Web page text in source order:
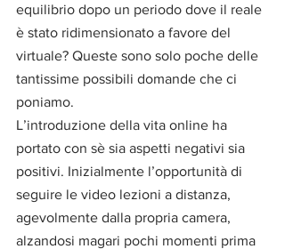
equilibrio dopo un periodo dove il reale
è stato ridimensionato a favore del
virtuale? Queste sono solo poche delle
tantissime possibili domande che ci
poniamo.
L’introduzione della vita online ha
portato con sè sia aspetti negativi sia
positivi. Inizialmente l’opportunità di
seguire le video lezioni a distanza,
agevolmente dalla propria camera,
alzandosi magari pochi momenti prima